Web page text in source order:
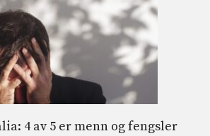
4 av 5 er menn og fengsler